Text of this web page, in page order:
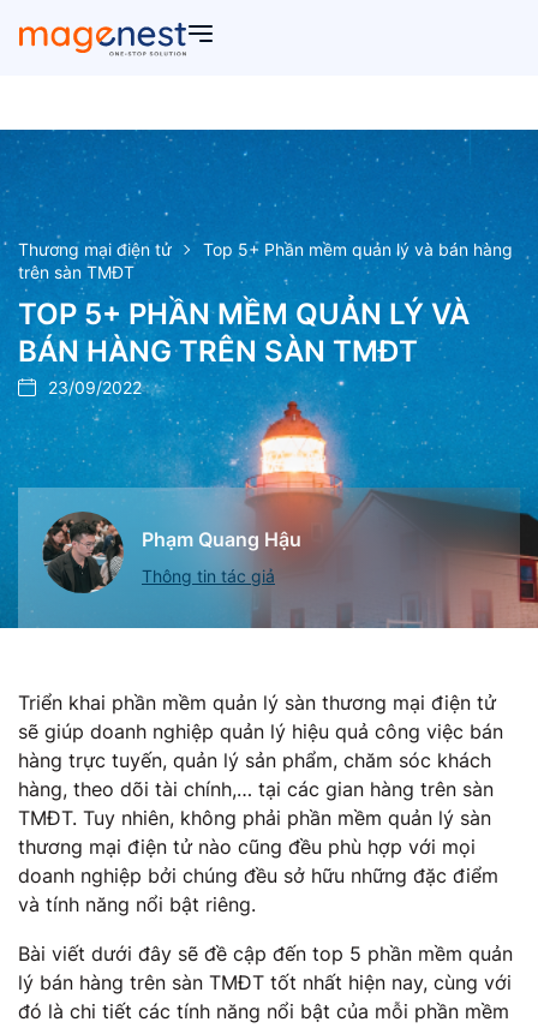
Thương mại điện tử
Top 5+ Phần mềm quản lý và bán hàng
trên sàn TMĐT
TOP 5+ PHẦN MỀM QUẢN LÝ VÀ
BÁN HÀNG TRÊN SÀN TMĐT
23/09/2022
Phạm Quang Hậu
Thông tin tác giả
Triển khai phần mềm quản lý sàn thương mại điện tử
sẽ giúp doanh nghiệp quản lý hiệu quả công việc bán
hàng trực tuyến, quản lý sản phẩm, chăm sóc khách
hàng, theo dõi tài chính,… tại các gian hàng trên sàn
TMĐT. Tuy nhiên, không phải phần mềm quản lý sàn
thương mại điện tử nào cũng đều phù hợp với mọi
doanh nghiệp bởi chúng đều sở hữu những đặc điểm
và tính năng nổi bật riêng.
Bài viết dưới đây sẽ đề cập đến top 5 phần mềm quản
lý bán hàng trên sàn TMĐT tốt nhất hiện nay, cùng với
đó là chi tiết các tính năng nổi bật của mỗi phần mềm